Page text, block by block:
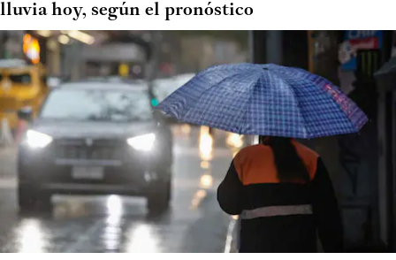
lluvia hoy, según el pronóstico